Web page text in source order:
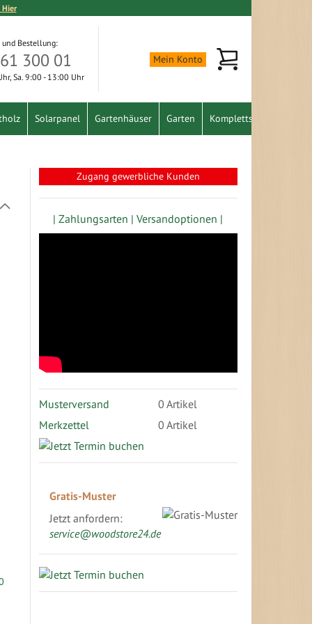
und Bestellung:
300 01
Sa. 9:00 - 13:00 Uhr
Mein Konto Mein Warenkorb
Solarpanel Gartenhäuser Garten Komplettset
absteigender
Zugang gewerbliche Kunden
| Zahlungsarten | Versandoptionen |
Musterversand 0 Artikel
Merkzettel
0 Artikel
Gratis-Muster
Jetzt anfordern:
service@woodstore24.de